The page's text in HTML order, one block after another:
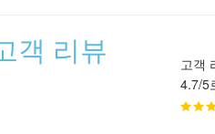
객 리뷰
고객
4.7/5